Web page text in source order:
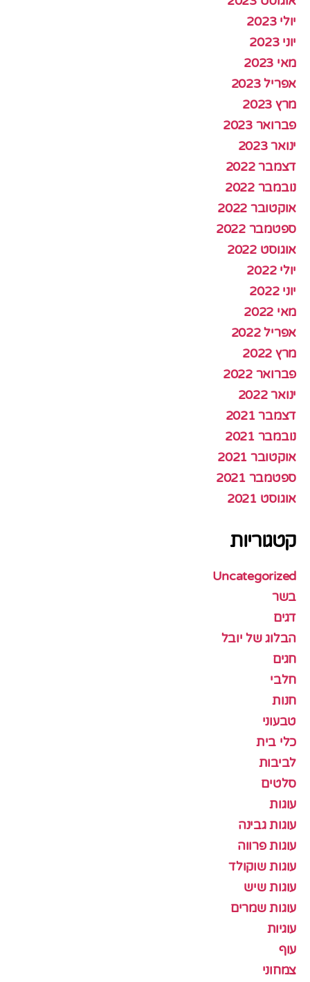
יולי 2023
יוני 2023
מאי 2023
אפריל 2023
מרץ 2023
פברואר 2023
ינואר 2023
דצמבר 2022
נובמבר 2022
אוקטובר 2022
ספטמבר 2022
אוגוסט 2022
יולי 2022
יוני 2022
מאי 2022
אפריל 2022
מרץ 2022
פברואר 2022
ינואר 2022
דצמבר 2021
נובמבר 2021
אוקטובר 2021
ספטמבר 2021
אוגוסט 2021
קטגוריות
Uncategorized
בשר
דגים
הבלוג של יובל
חגים
חלבי
חנות
טבעוני
כלי בית
לביבות
סלטים
עוגות
עוגות גבינה
עוגות פרווה
עוגות שוקולד
עוגות שיש
עוגות שמרים
עוגיות
עוף
צמחוני